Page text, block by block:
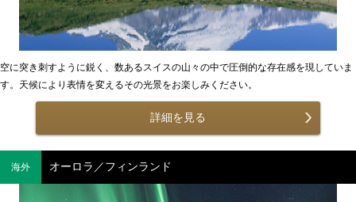
空に突き刺すように鋭く、数あるスイスの山々の中で圧倒的な存在感を現していま
す。天候により表情を変えるその光景をお楽しみください。
詳細を見る
海外 オーロラ／フィンランド